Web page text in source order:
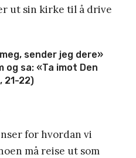
ut sin kirke til å drive
sender jeg dere»
og sa: «Ta imot Den
21-22)
for hvordan vi
må reise ut som